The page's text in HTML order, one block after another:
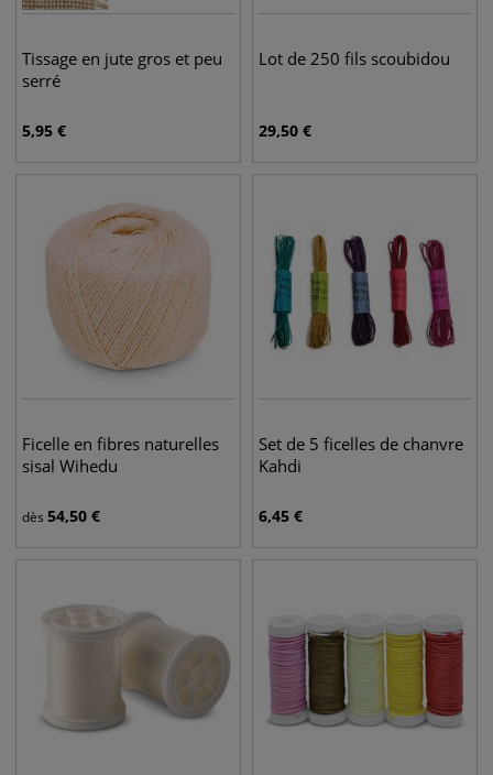
Tissage en jute gros et peu
serré
5,95 €
Lot de 250 fils scoubidou
29,50 €
Ficelle en fibres naturelles
sisal Wihedu
dès 54,50 €
Set de 5 ficelles de chanvre
Kahdi
6,45 €